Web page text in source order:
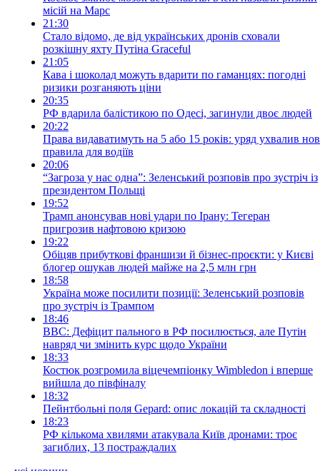
місій на Марс
21:30
Стало відомо, де від українських дронів сховали
розкішну яхту Путіна Graceful
21:05
Кава і шоколад можуть вдарити по гаманцях: погодні
ризики розганяють ціни
20:35
РФ вдарила балістикою по Одесі, загинули двоє людей
20:22
Права видаватимуть на 5 або 15 років: уряд ухвалив
правила для водіїв
20:06
“Загроза у нас одна”: Зеленський розповів про зустріч із
президентом Польщі
19:52
Трамп анонсував нові удари по Ірану: Тегеран
пригрозив нафтовою кризою
19:22
Обіцяв прибуткові франшизи й бізнес-проєкти: у Києві
блогер ошукав людей майже на 2,5 млн грн
18:58
Україна може посилити позиції: Зеленський розповів
про зустріч із Трампом
18:46
BBC: Дефіцит пального в РФ посилюється, але Путін
навряд чи змінить курс щодо України
18:33
Костюк розгромила віцечемпіонку Wimbledon і вперше
вийшла до півфіналу
18:32
Пейнтбольні поля Gepard: опис локацій та складності
18:23
РФ кількома хвилями атакувала Київ дронами: троє
загиблих, 13 постраждалих